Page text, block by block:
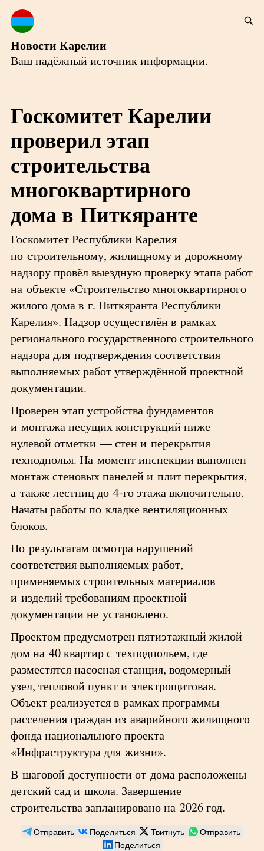
Новости Карелии
Ваш надёжный источник информации.
Госкомитет Карелии
проверил этап
строительства
многоквартирного
дома в Питкяранте
Госкомитет Республики Карелия
по строительному, жилищному и дорожному
надзору провёл выездную проверку этапа работ
на объекте «Строительство многоквартирного
жилого дома в г. Питкяранта Республики
Карелия». Надзор осуществлён в рамках
регионального государственного строительного
надзора для подтверждения соответствия
выполняемых работ утверждённой проектной
документации.
Проверен этап устройства фундаментов
и монтажа несущих конструкций ниже
нулевой отметки — стен и перекрытия
техподполья. На момент инспекции выполнен
монтаж стеновых панелей и плит перекрытия,
а также лестниц до 4-го этажа включительно.
Начаты работы по кладке вентиляционных
блоков.
По результатам осмотра нарушений
соответствия выполняемых работ,
применяемых строительных материалов
и изделий требованиям проектной
документации не установлено.
Проектом предусмотрен пятиэтажный жилой
дом на 40 квартир с техподпольем, где
разместятся насосная станция, водомерный
узел, тепловой пункт и электрощитовая.
Объект реализуется в рамках программы
расселения граждан из аварийного жилищного
фонда национального проекта
«Инфраструктура для жизни».
В шаговой доступности от дома расположены
детский сад и школа. Завершение
строительства запланировано на 2026 год.
Отправить Поделиться Твитнуть
Отправить
Поделиться